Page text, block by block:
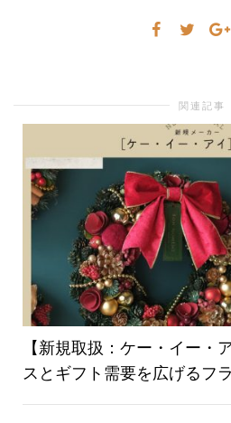
関連記事
【新規取扱：ケー・イー・
スとギフト需要を広げるフ